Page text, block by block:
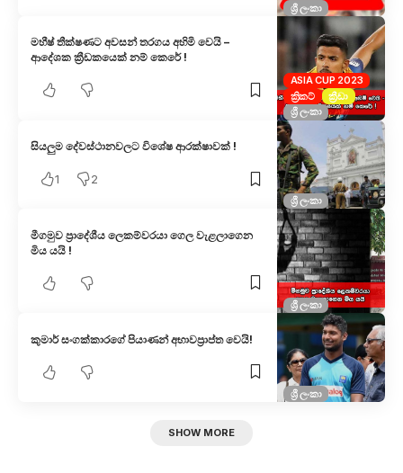
ශ්‍රී ලංකා
ASIA CUP 2023
ක්‍රිකට්
ක්‍රීඩා
ශ්‍රී ලංකා
මහීෂ් තීක්ෂණට අවසන් තරගය අහිමි වෙයි –
ආදේශක ක්‍රීඩකයෙක් නම් කෙරේ !
ශ්‍රී ලංකා
සියලුම දේවස්ථානවලට විශේෂ ආරක්ෂාවක් !
1 2
ශ්‍රී ලංකා
මීගමුව ප්‍රාදේශීය ලෙකම්වරයා ගෙල වැළලාගෙන
මිය යයි !
ශ්‍රී ලංකා
කුමාර් සංගක්කාරගේ පියාණන් අභාවප්‍රාප්ත වෙයි!
SHOW MORE